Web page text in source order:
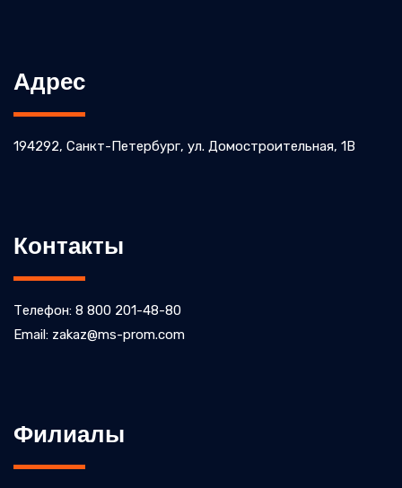
Адрес
194292, Санкт-Петербург, ул. Домостроительная, 1В
Контакты
Телефон: 8 800 201-48-80
Email: zakaz@ms-prom.com
Филиалы